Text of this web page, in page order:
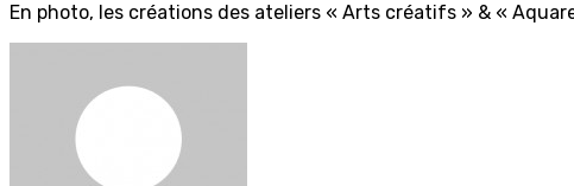
En photo, les créations des ateliers « Arts créatifs » & «